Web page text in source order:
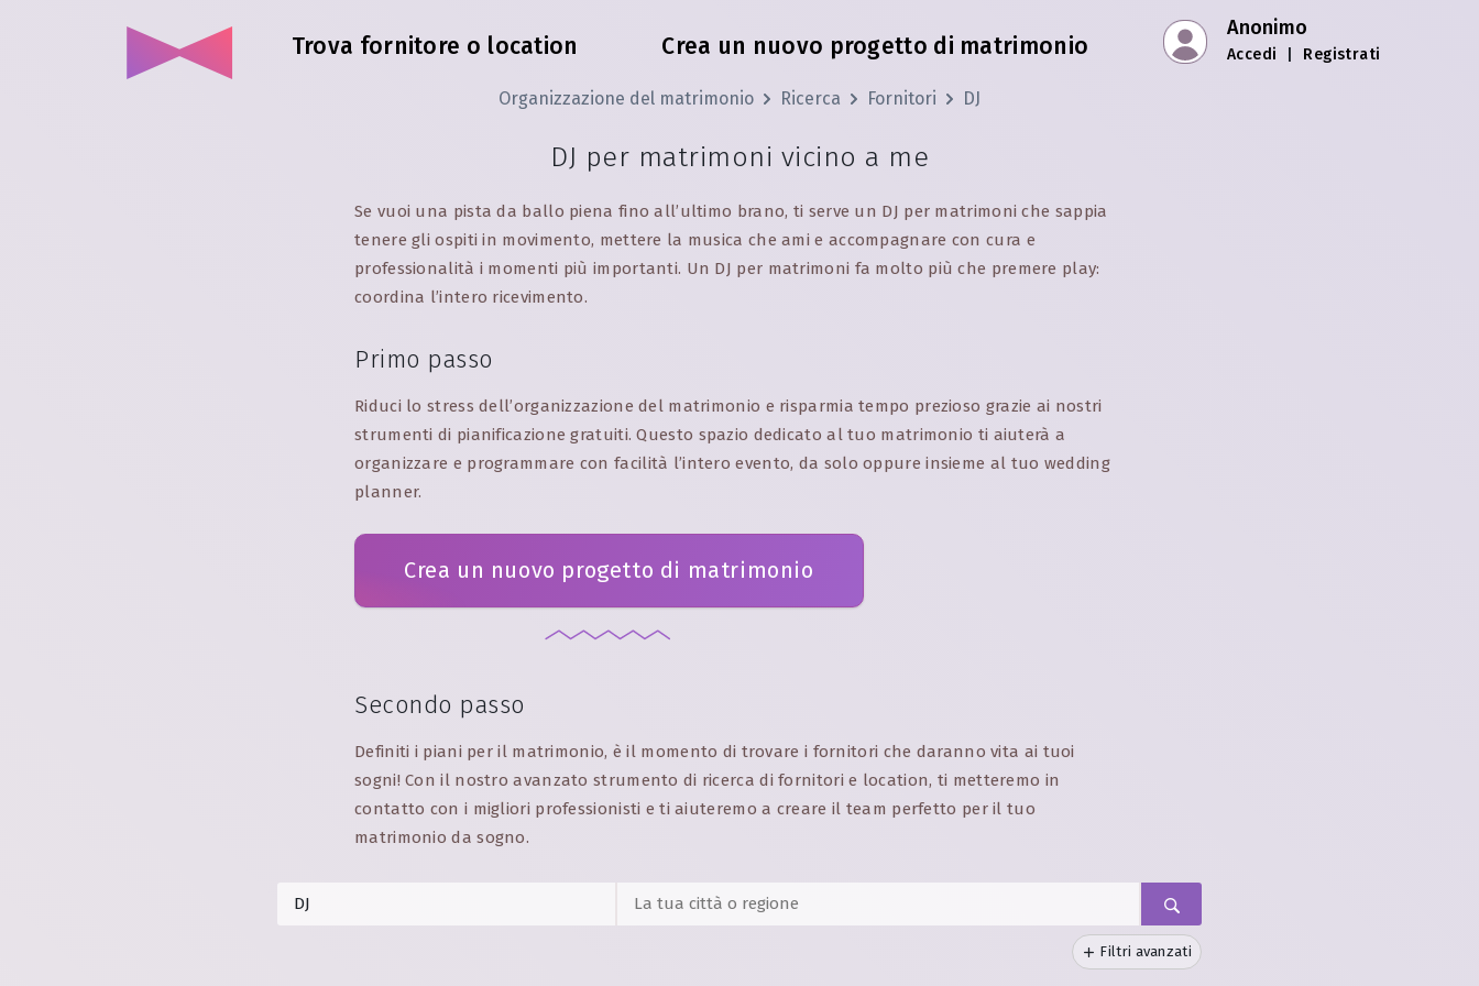
Trova fornitore o location Crea un nuovo progetto di matrimonio
Anonimo
Accedi Registrati
Organizzazione del matrimonio Ricerca Fornitori DJ
DJ per matrimoni vicino a me
Se vuoi una pista da ballo piena fino all’ultimo brano, ti serve un DJ per matrimoni che sappia
tenere gli ospiti in movimento, mettere la musica che ami e accompagnare con cura e
professionalità i momenti più importanti. Un DJ per matrimoni fa molto più che premere play:
coordina l’intero ricevimento.
Primo passo
Riduci lo stress dell’organizzazione del matrimonio e risparmia tempo prezioso grazie ai nostri
strumenti di pianificazione gratuiti. Questo spazio dedicato al tuo matrimonio ti aiuterà a
organizzare e programmare con facilità l’intero evento, da solo oppure insieme al tuo wedding
planner.
Crea un nuovo progetto di matrimonio
Secondo passo
Definiti i piani per il matrimonio, è il momento di trovare i fornitori che daranno vita ai tuoi
sogni! Con il nostro avanzato strumento di ricerca di fornitori e location, ti metteremo in
contatto con i migliori professionisti e ti aiuteremo a creare il team perfetto per il tuo
matrimonio da sogno.
Filtri avanzati